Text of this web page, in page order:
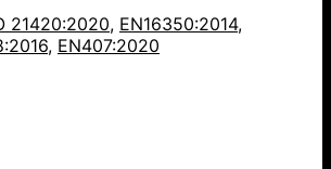
21420:2020, EN16350:2014,
, EN407:2020